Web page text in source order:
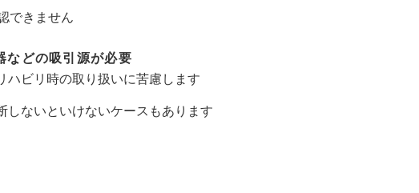
できません
などの吸引源が必要
ハビリ時の取り扱いに苦慮します
しないといけないケースもあります